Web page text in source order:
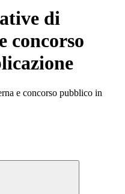
di
concorso
e concorso pubblico in